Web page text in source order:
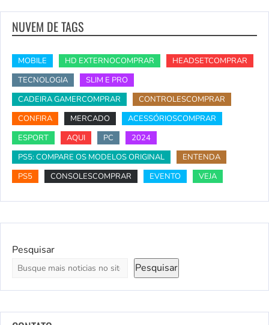
NUVEM DE TAGS
MOBILE HD EXTERNOCOMPRAR
HEADSETCOMPRAR
TECNOLOGIA
SLIM E PRO
CADEIRA GAMERCOMPRAR
CONTROLESCOMPRAR
CONFIRA
MERCADO
ACESSÓRIOSCOMPRAR
ESPORT
AQUI PC
2024
PS5: COMPARE OS MODELOS ORIGINAL
ENTENDA
PS5
CONSOLESCOMPRAR EVENTO VEJA
Pesquisar
Pesquisar